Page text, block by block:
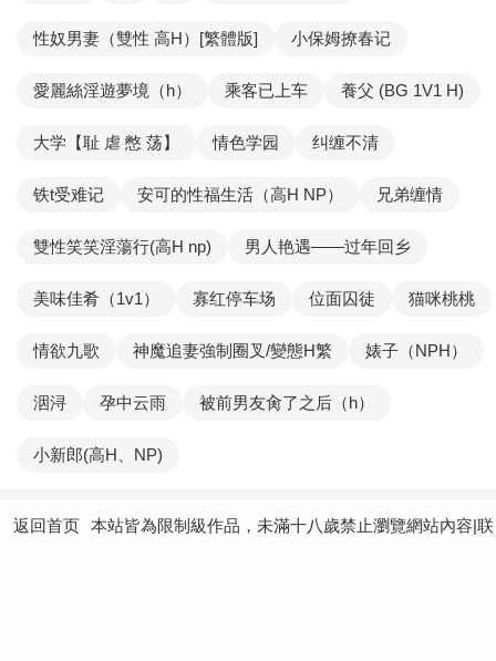
性奴男妻（雙性 高H）[繁體版] 小保姆撩春记
愛麗絲淫遊夢境（h） 乘客已上车 養父 (BG 1V1 H)
大学【耻 虐 憋 荡】 情色学园 纠缠不清
铁t受难记 安可的性福生活（高H NP） 兄弟缠情
雙性笑笑淫蕩行(高H np) 男人艳遇——过年回乡
美味佳肴（1v1） 寡红停车场 位面囚徒 猫咪桃桃
情欲九歌 神魔追妻強制圈叉/變態H繁 婊子（NPH）
洇浔 孕中云雨 被前男友肏了之后（h）
小新郎(高H、NP)
返回首页 本站皆為限制級作品，未滿十八歲禁止瀏覽網站內容|联